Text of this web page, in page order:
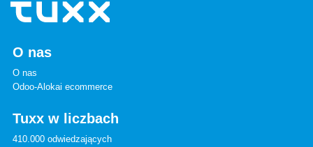
O nas
O nas
Odoo-Alokai ecommerce
Tuxx w liczbach
410.000 odwiedzających